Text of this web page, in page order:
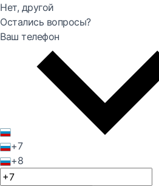
Нет, другой
Остались вопросы?
Ваш телефон
+7
+8